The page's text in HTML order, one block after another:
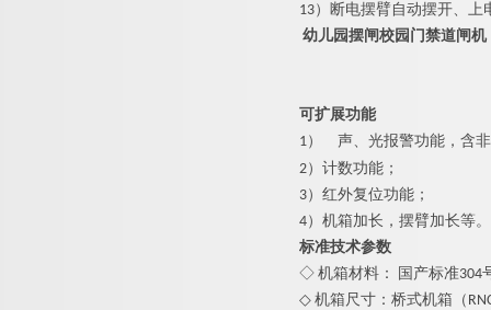
13）断电摆臂自动摆开、
幼儿园摆闸校园门禁道闸机
可扩展功能
1）
声、光报警功能，含
2）计数功能；
3）红外复位功能；
4）机箱加长，摆臂加长等。
标准技术参数
◇ 机箱材料： 国产标准304
◇ 机箱尺寸：桥式机箱（